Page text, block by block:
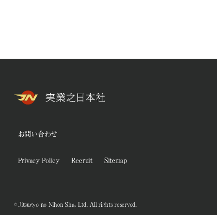
お問い合わせ
Privacy Policy Recruit Sitemap
© Jitsugyo no Nihon Sha, Ltd. All rights reserved.